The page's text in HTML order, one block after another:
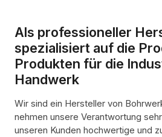
Als professioneller
spezialisiert auf die
Produkten für die
Handwerk
Wir sind ein Hersteller von
nehmen unsere Verantwortung
unseren Kunden hochwertige und